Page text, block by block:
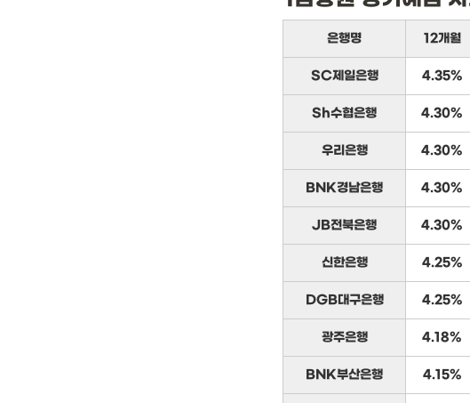
은행명 12개월
SC제일은행 4.35%
Sh수협은행 4.30%
우리은행 4.30%
BNK경남은행 4.30%
JB전북은행 4.30%
신한은행 4.25%
DGB대구은행 4.25%
광주은행 4.18%
BNK부산은행 4.15%